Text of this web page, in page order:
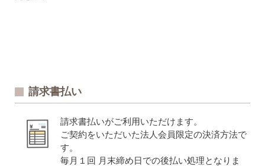
請求書払い
請求書払いがご利用いただけます。
ご契約をいただいた法人会員限定の決済方法で
す。
毎月１回 月末締め日での後払い処理となりま